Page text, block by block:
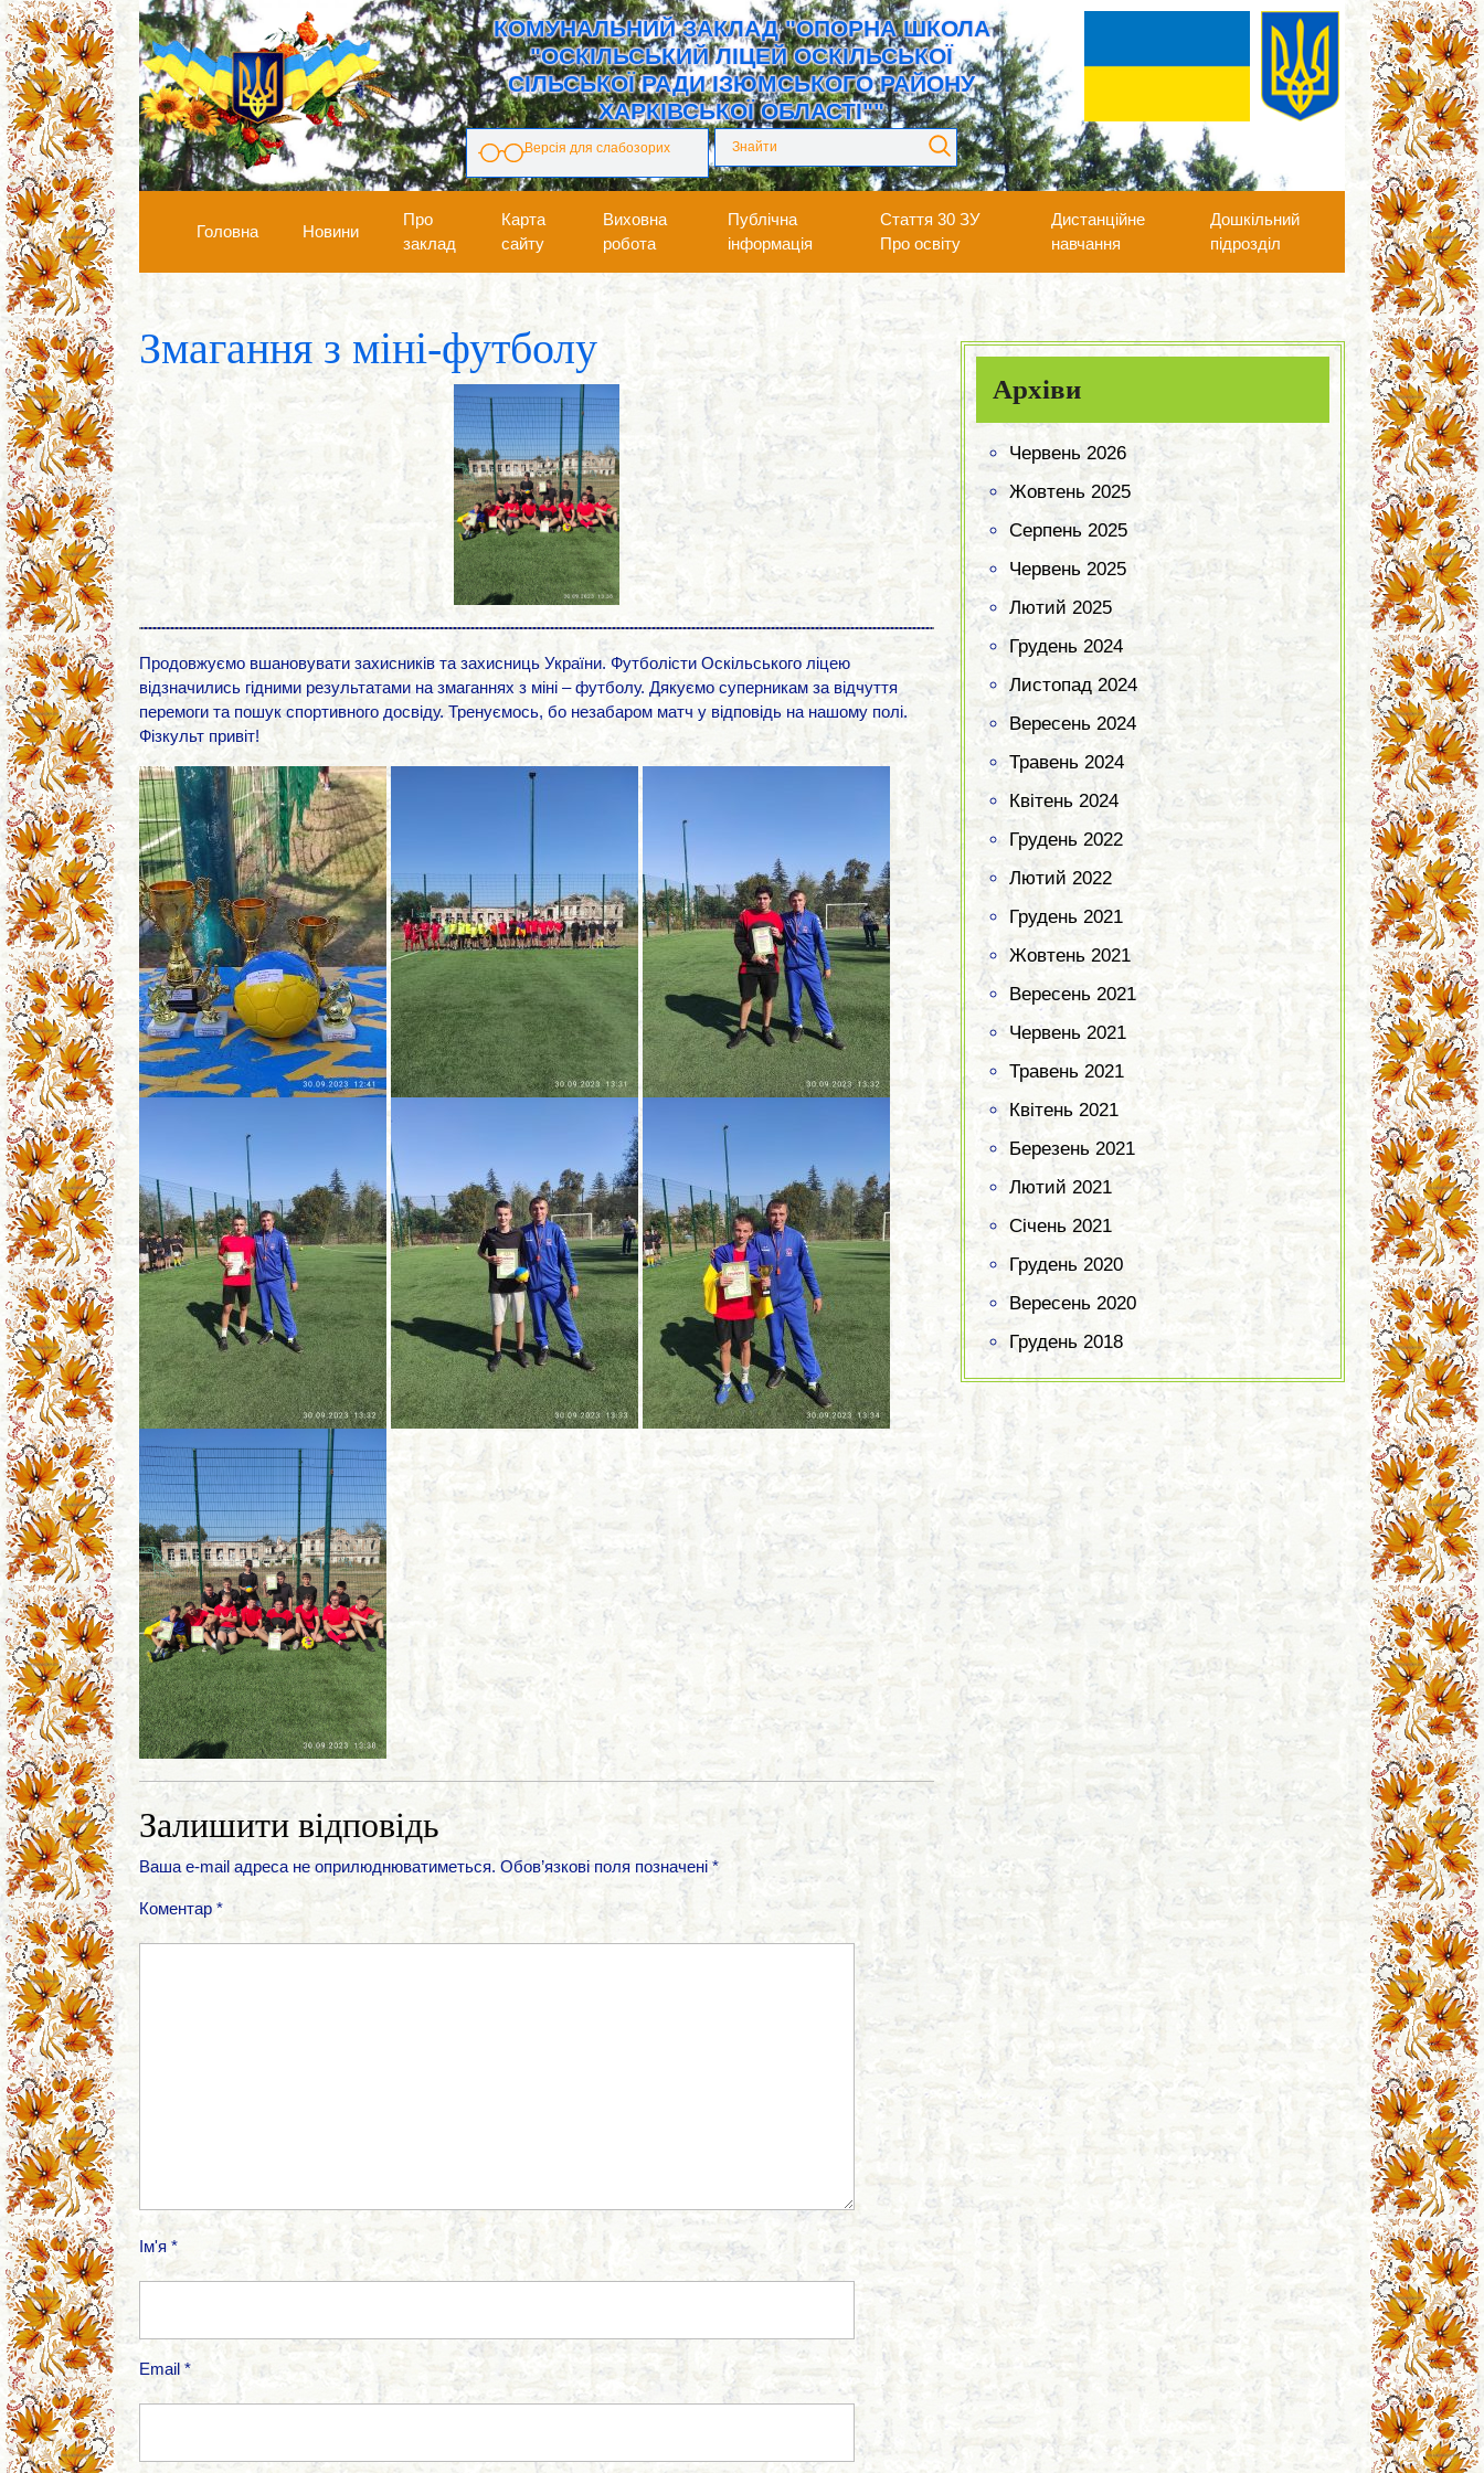
КОМУНАЛЬНИЙ ЗАКЛАД "ОПОРНА ШКОЛА
"ОСКІЛЬСЬКИЙ ЛІЦЕЙ ОСКІЛЬСЬКОЇ
СІЛЬСЬКОЇ РАДИ ІЗЮМСЬКОГО РАЙОНУ
ХАРКІВСЬКОЇ ОБЛАСТІ""
Версія для слабозорих
Головна Новини
Про
заклад
Карта
сайту
Виховна
робота
Публічна
інформація
Стаття 30 ЗУ
Про освіту
Дистанційне
навчання
Дошкільний
підрозділ
Змагання з міні-футболу
Продовжуємо вшановувати захисників та захисниць України. Футболісти Оскільського ліцею
відзначились гідними результатами на змаганнях з міні – футболу. Дякуємо суперникам за відчуття
перемоги та пошук спортивного досвіду. Тренуємось, бо незабаром матч у відповідь на нашому полі.
Фізкульт привіт!
Залишити відповідь
Ваша e-mail адреса не оприлюднюватиметься. Обов’язкові поля позначені*
Коментар *
Ім'я *
Email *
Архіви
Червень 2026
Жовтень 2025
Серпень 2025
Червень 2025
Лютий 2025
Грудень 2024
Листопад 2024
Вересень 2024
Травень 2024
Квітень 2024
Грудень 2022
Лютий 2022
Грудень 2021
Жовтень 2021
Вересень 2021
Червень 2021
Травень 2021
Квітень 2021
Березень 2021
Лютий 2021
Січень 2021
Грудень 2020
Вересень 2020
Грудень 2018